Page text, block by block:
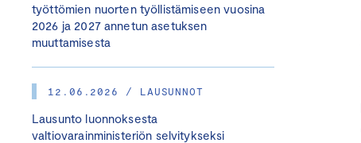
työttömien nuorten työllistämiseen vuosina
2026 ja 2027 annetun asetuksen
muuttamisesta
12.06.2026 / LAUSUNNOT
Lausunto luonnoksesta
valtiovarainministeriön selvitykseksi